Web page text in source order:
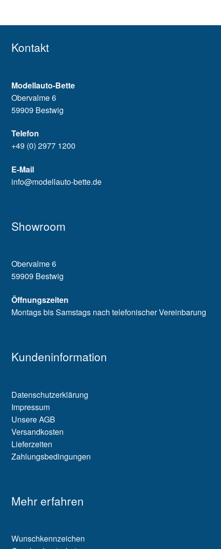
Kontakt
Modellauto-Bette
Obervalme 6
59909 Bestwig
Telefon
+49 (0) 2977 1200
E-Mail
info@modellauto-bette.de
Showroom
Obervalme 6
59909 Bestwig
Öffnungszeiten
Montags bis Samstags nach telefonischer Vereinbarung
Kundeninformation
Datenschutzerklärung
Impressum
Unsere AGB
Versandkosten
Lieferzeiten
Zahlungsbedingungen
Mehr erfahren
Wunschkennzeichen